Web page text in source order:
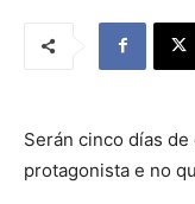
Serán cinco días
protagonista e no